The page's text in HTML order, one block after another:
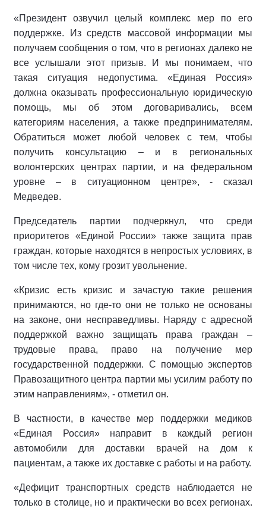
«Президент озвучил целый комплекс мер по его
поддержке. Из средств массовой информации мы
получаем сообщения о том, что в регионах далеко не
все услышали этот призыв. И мы понимаем, что
такая ситуация недопустима. «Единая Россия»
должна оказывать профессиональную юридическую
помощь, мы об этом договаривались, всем
категориям населения, а также предпринимателям.
Обратиться может любой человек с тем, чтобы
получить консультацию – и в региональных
волонтерских центрах партии, и на федеральном
уровне – в ситуационном центре», - сказал
Медведев.
Председатель партии подчеркнул, что среди
приоритетов «Единой России» также защита прав
граждан, которые находятся в непростых условиях, в
том числе тех, кому грозит увольнение.
«Кризис есть кризис и зачастую такие решения
принимаются, но где-то они не только не основаны
на законе, они несправедливы. Наряду с адресной
поддержкой важно защищать права граждан –
трудовые права, право на получение мер
государственной поддержки. С помощью экспертов
Правозащитного центра партии мы усилим работу по
этим направлениям», - отметил он.
В частности, в качестве мер поддержки медиков
«Единая Россия» направит в каждый регион
автомобили для доставки врачей на дом к
пациентам, а также их доставке с работы и на работу.
«Дефицит транспортных средств наблюдается не
только в столице, но и практически во всех регионах.